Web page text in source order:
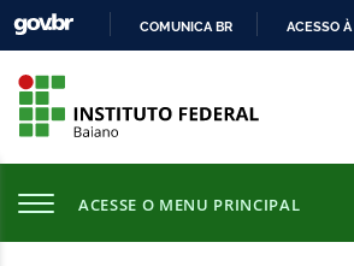
COMUNICA BR ACESSO
ACESSE O MENU PRINCIPAL